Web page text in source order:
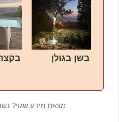
בשן בגולן
מצאת מידע שגוי?